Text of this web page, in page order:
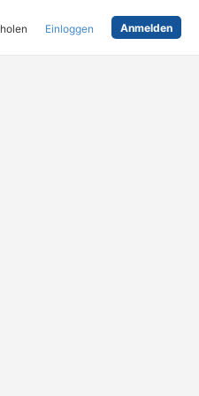
Einloggen Anmelden